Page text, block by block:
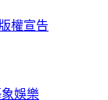
版權宣告
娛樂